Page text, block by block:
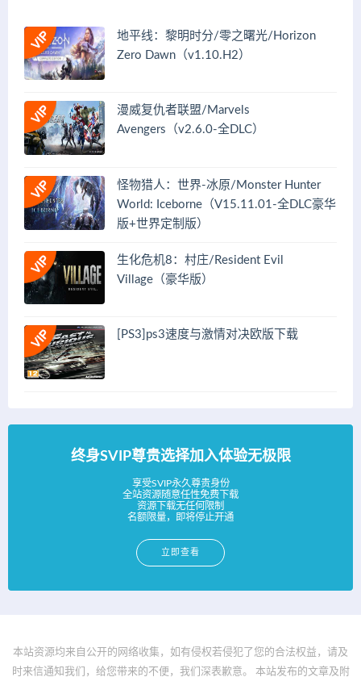
地平线：黎明时分/零之曙光/Horizon
Zero Dawn（v1.10.H2）
漫威复仇者联盟/Marvels
Avengers（v2.6.0-全DLC）
怪物猎人：世界-冰原/Monster Hunter
World: Iceborne（V15.11.01-全DLC豪华
版+世界定制版）
生化危机8：村庄/Resident Evil
Village（豪华版）
[PS3]ps3速度与激情对决欧版下载
终身SVIP尊贵选择加入体验无极限
享受SVIP永久尊贵身份
全站资源随意任性免费下载
资源下载无任何限制
名额限量，即将停止开通
立即查看
本站资源均来自公开的网络收集，如有侵权若侵犯了您的合法权益，请及
时来信通知我们，给您带来的不便，我们深表歉意。 本站发布的文章及附